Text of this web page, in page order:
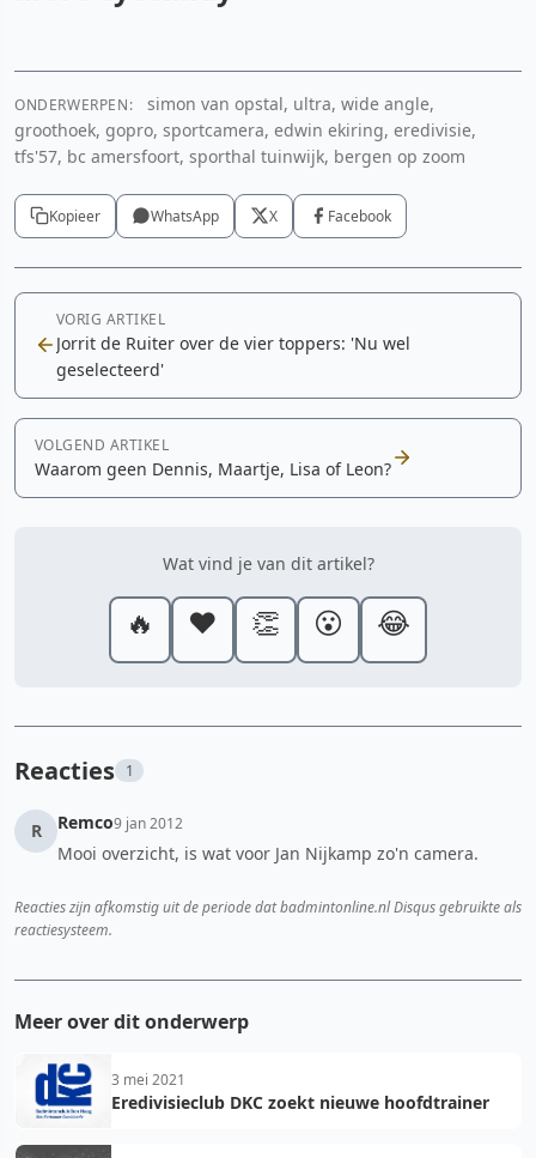
YouTube video
ONDERWERPEN:
simon van opstal, ultra, wide angle,
groothoek, gopro, sportcamera, edwin ekiring, eredivisie,
tfs'57, bc amersfoort, sporthal tuinwijk, bergen op zoom
Kopieer WhatsApp X Facebook
VORIG ARTIKEL
Jorrit de Ruiter over de vier toppers: 'Nu wel
geselecteerd'
VOLGEND ARTIKEL
Waarom geen Dennis, Maartje, Lisa of Leon?
Wat vind je van dit artikel?
🔥 ❤️ 👏 😮 😂
Reacties 1
R Remco9 jan 2012
Mooi overzicht, is wat voor Jan Nijkamp zo'n camera.
Reacties zijn afkomstig uit de periode dat badmintonline.nl Disqus gebruikte als
reactiesysteem.
Meer over dit onderwerp
3 mei 2021
Eredivisieclub DKC zoekt nieuwe hoofdtrainer